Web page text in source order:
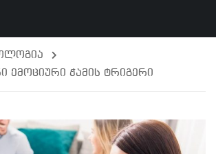
ემოციური ჭამის ტრიგერი